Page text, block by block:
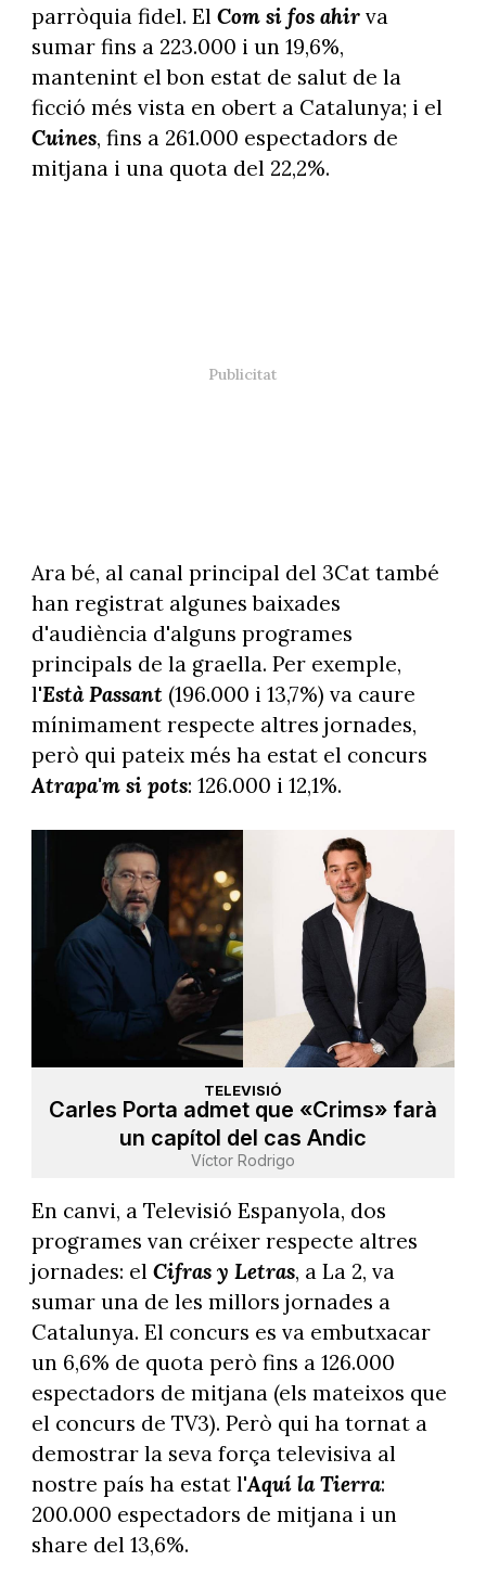
parròquia fidel. El Com si fos ahirva
sumar fins a 223.000 i un 19,6%,
mantenint el bon estat de salut de la
ficció més vista en obert a Catalunya; i el
Cuines, fins a 261.000 espectadors de
mitjana i una quota del 22,2%.
Ara bé, al canal principal del 3Cat també
han registrat algunes baixades
d'audiència d'alguns programes
principals de la graella. Per exemple,
l'EstàPassant(196.000 i 13,7%) va caure
mínimament respecte altres jornades,
però qui pateix més ha estat el concurs
Atrapa'm si pots: 126.000 i 12,1%.
TELEVISIÓ
Carles Porta admet que «Crims» farà
un capítol del cas Andic
Víctor Rodrigo
En canvi, a Televisió Espanyola, dos
programes van créixer respecte altres
jornades: el Cifras y Letras, a La 2, va
sumar una de les millors jornades a
Catalunya. El concurs es va embutxacar
un 6,6% de quota però fins a 126.000
espectadors de mitjana (els mateixos que
el concurs de TV3). Però qui ha tornat a
demostrar la seva força televisiva al
nostre país ha estat l'Aquí la Tierra:
200.000 espectadors de mitjana i un
share del 13,6%.